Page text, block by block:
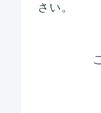
さい。